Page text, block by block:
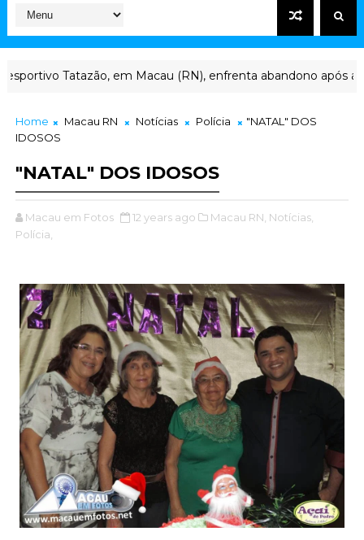
Macau (RN), enfrenta abandono após anos sem manutenção
Home Macau RN Notícias Polícia
"NATAL" DOS
IDOSOS
"NATAL" DOS IDOSOS
Macau em Fotos 12 years ago Macau RN, Notícias,
Polícia,